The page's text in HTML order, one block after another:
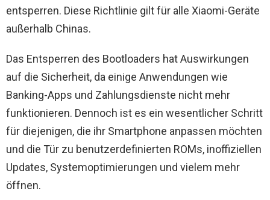
entsperren. Diese Richtlinie gilt für alle Xiaomi-Geräte
außerhalb Chinas.
Das Entsperren des Bootloaders hat Auswirkungen
auf die Sicherheit, da einige Anwendungen wie
Banking-Apps und Zahlungsdienste nicht mehr
funktionieren. Dennoch ist es ein wesentlicher Schritt
für diejenigen, die ihr Smartphone anpassen möchten
und die Tür zu benutzerdefinierten ROMs, inoffiziellen
Updates, Systemoptimierungen und vielem mehr
öffnen.